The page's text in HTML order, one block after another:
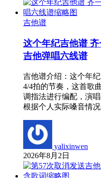
吉他谱
这个年纪吉他谱
吉他弹唱六线谱
吉他谱介绍：这个年
4/4拍的节奏，这首歌
调指法进行编配，演
根据个人实际嗓音情
yalixinwen
2026年8月2日